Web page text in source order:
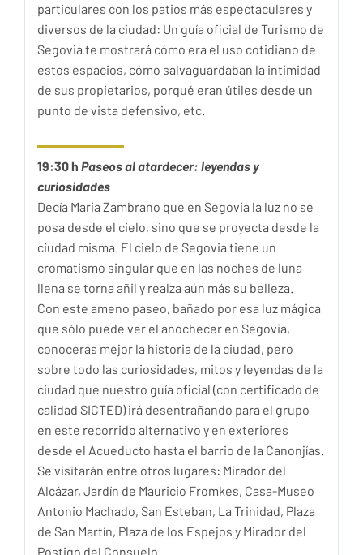
particulares con los patios más espectaculares y
diversos de la ciudad: Un guía oficial de Turismo de
Segovia te mostrará cómo era el uso cotidiano de
estos espacios, cómo salvaguardaban la intimidad
de sus propietarios, porqué eran útiles desde un
punto de vista defensivo, etc.
19:30 h Paseos al atardecer: leyendas y
curiosidades
Decía Maria Zambrano que en Segovia la luz no se
posa desde el cielo, sino que se proyecta desde la
ciudad misma. El cielo de Segovia tiene un
cromatismo singular que en las noches de luna
llena se torna añil y realza aún más su belleza.
Con este ameno paseo, bañado por esa luz mágica
que sólo puede ver el anochecer en Segovia,
conocerás mejor la historia de la ciudad, pero
sobre todo las curiosidades, mitos y leyendas de la
ciudad que nuestro guía oficial (con certificado de
calidad SICTED) irá desentrañando para el grupo
en este recorrido alternativo y en exteriores
desde el Acueducto hasta el barrio de la Canonjías.
Se visitarán entre otros lugares: Mirador del
Alcázar, Jardín de Mauricio Fromkes, Casa-Museo
Antonio Machado, San Esteban, La Trinidad, Plaza
de San Martín, Plaza de los Espejos y Mirador del
Postigo del Consuelo.